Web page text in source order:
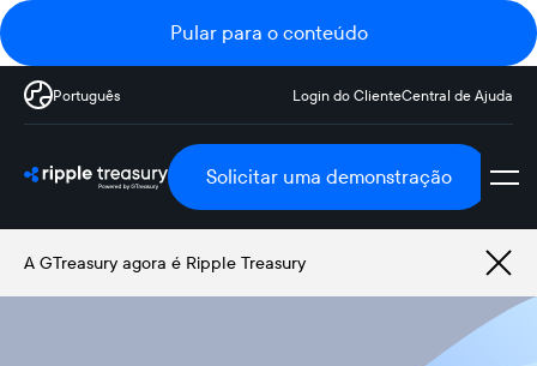
Pular para o conteúdo
Português Login do ClienteCentral de Ajuda
Solicitar uma demonstração
A GTreasury agora é Ripple Treasury